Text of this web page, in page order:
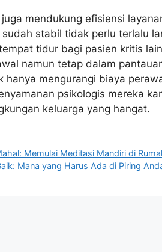
mendukung efisiensi
stabil tidak perlu terlalu
tidur bagi pasien kritis
namun tetap dalam
hanya mengurangi biaya
psikologis mereka
keluarga yang hangat.
Memulai Meditasi Mandiri di
Mana yang Harus Ada di Piring